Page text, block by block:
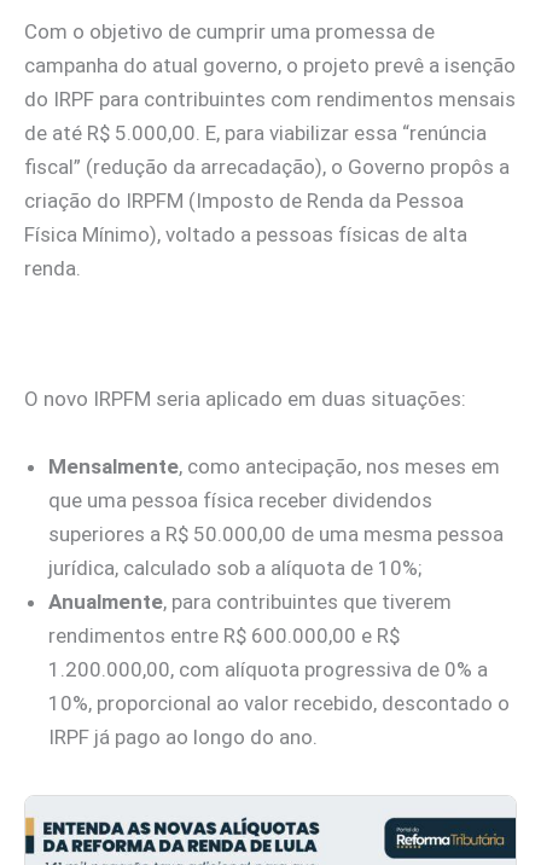
Com o objetivo de cumprir uma promessa de
campanha do atual governo, o projeto prevê a isenção
do IRPF para contribuintes com rendimentos mensais
de até R$ 5.000,00. E, para viabilizar essa “renúncia
fiscal” (redução da arrecadação), o Governo propôs a
criação do IRPFM (Imposto de Renda da Pessoa
Física Mínimo), voltado a pessoas físicas de alta
renda.
O novo IRPFM seria aplicado em duas situações:
Mensalmente, como antecipação, nos meses em
que uma pessoa física receber dividendos
superiores a R$ 50.000,00 de uma mesma pessoa
jurídica, calculado sob a alíquota de 10%;
Anualmente, para contribuintes que tiverem
rendimentos entre R$ 600.000,00 e R$
1.200.000,00, com alíquota progressiva de 0% a
10%, proporcional ao valor recebido, descontado o
IRPF já pago ao longo do ano.